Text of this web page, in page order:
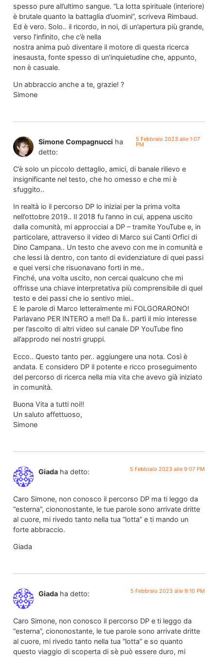
spesso pure all’ultimo sangue. “La lotta spirituale (interiore)
è brutale quanto la battaglia d’uomini”, scriveva Rimbaud.
Ed è vero. Solo.. il ricordo, in noi, di un’apertura più grande,
verso l’infinito, che c’è nella
nostra anima può diventare il motore di questa ricerca
inesausta, fonte spesso di un’inquietudine che, appunto,
non è casuale.
Un abbraccio anche a te, grazie! ?
Simone
Simone Compagnucci ha
detto:
5 Febbraio 2023 alle 1:07
PM
C’è solo un piccolo dettaglio, amici, di banale rilievo e
insignificante nel testo, che ho omesso e che mi è
sfuggito..
In realtà io il percorso DP lo iniziai per la prima volta
nell’ottobre 2019.. Il 2018 fu l’anno in cui, appena uscito
dalla comunità, mi approcciai a DP – tramite YouTube e, in
particolare, attraverso il video di Marco sui Canti Orfici di
Dino Campana.. Un testo che avevo con me in comunità e
che lessi là dentro, con tanto di evidenziature di quei passi
e quei versi che risuonavano forti in me..
Finché, una volta uscito, non cercai qualcuno che mi
offrisse una chiave interpretativa più comprensibile di quel
testo e dei passi che io sentivo miei..
E le parole di Marco letteralmente mi FOLGORARONO!
Parlavano PER INTERO a me!! Da lì.. partì il mio interesse
per l’ascolto di altri video sul canale DP YouTube fino
all’approdo nei nostri gruppi.
Ecco.. Questo tanto per.. aggiungere una nota. Così è
andata. E considero DP il potente e ricco proseguimento
del percorso di ricerca nella mia vita che avevo già iniziato
in comunità.
Buona Vita a tutti noi!!
Un saluto affettuoso,
Simone
Giada ha detto: 5 Febbraio 2023 alle 9:07 PM
Caro Simone, non conosco il percorso DP ma ti leggo da
“esterna”, ciononostante, le tue parole sono arrivate dritte
al cuore, mi rivedo tanto nella tua “lotta” e ti mando un
forte abbraccio.
Giada
Giada ha detto: 5 Febbraio 2023 alle 9:10 PM
Caro Simone, non conosco il percorso DP e ti leggo da
“esterna”, ciononostante, le tue parole sono arrivate dritte
al cuore, mi rivedo tanto nella tua “lotta” e so quanto
questo viaggio di scoperta di sè può essere duro, mi